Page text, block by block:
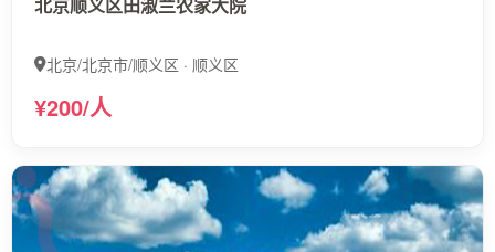
北京/北京市/顺义区 · 顺义区
¥200/人